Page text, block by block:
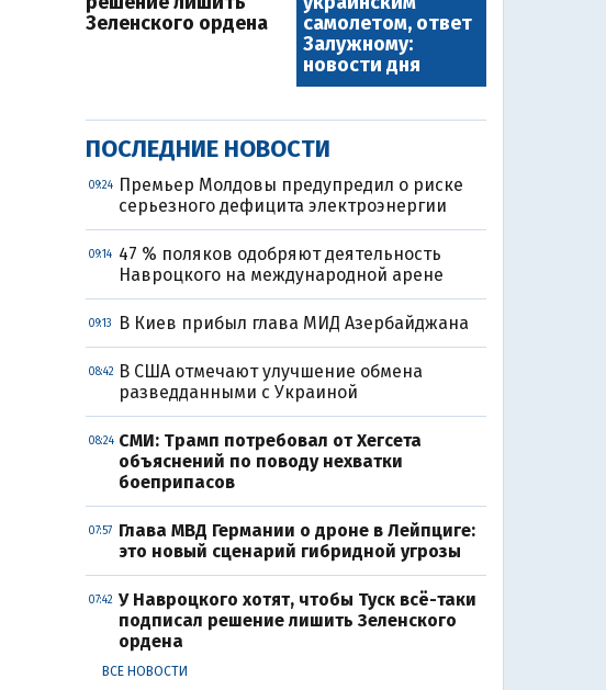
Зеленского ордена
самолетом, ответ
Залужному:
новости дня
ПОСЛЕДНИЕ НОВОСТИ
09:24
Премьер Молдовы предупредил о риске
серьезного дефицита электроэнергии
09:14
47 % поляков одобряют деятельность
Навроцкого на международной арене
09:13 В Киев прибыл глава МИД Азербайджана
08:42
В США отмечают улучшение обмена
разведданными с Украиной
08:24 СМИ: Трамп потребовал от Хегсета
объяснений по поводу нехватки
боеприпасов
07:57
Глава МВД Германии о дроне в Лейпциге:
это новый сценарий гибридной угрозы
07:42 У Навроцкого хотят, чтобы Туск всё-таки
подписал решение лишить Зеленского
ордена
ВСЕ НОВОСТИ